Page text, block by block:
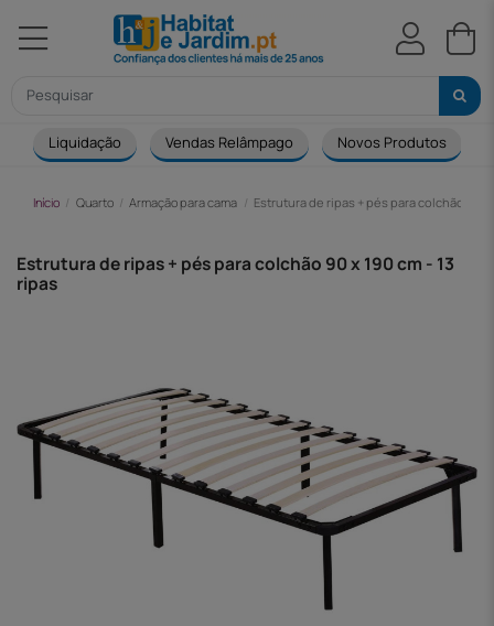
Liquidação Vendas Relâmpago Novos Produtos
Início Quarto Armação para cama Estrutura de ripas + pés para colchão 90 x
Estrutura de ripas + pés para colchão 90 x 190 cm - 13
ripas